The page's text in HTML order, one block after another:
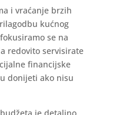
i vraćanje brzih
kućnog
se na
redovito servisirate
financijske
donijeti ako nisu